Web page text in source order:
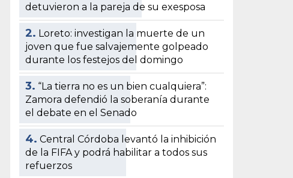
detuvieron a la pareja de su exesposa
2. Loreto: investigan la muerte de un
joven que fue salvajemente golpeado
durante los festejos del domingo
3. “La tierra no es un bien cualquiera”:
Zamora defendió la soberanía durante
el debate en el Senado
4. Central Córdoba levantó la inhibición
de la FIFA y podrá habilitar a todos sus
refuerzos